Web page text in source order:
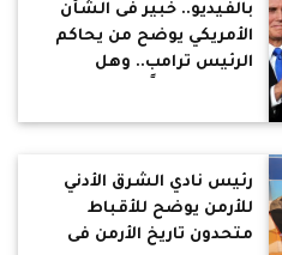
بالفيديو.. خبير فى الشأن
الأمريكي يوضح من يحاكم
الرئيس ترامب.. وهل
رئيس نادي الشرق الأدني
للأرمن يوضح للأقباط
متحدون تاريخ الأرمن فى